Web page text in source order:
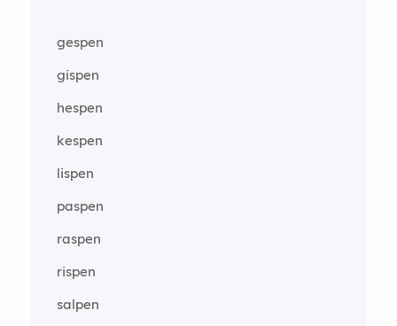
gespen
gispen
hespen
kespen
lispen
paspen
raspen
rispen
salpen